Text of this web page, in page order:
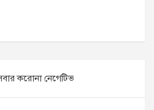
করোনা নেগেটিভ